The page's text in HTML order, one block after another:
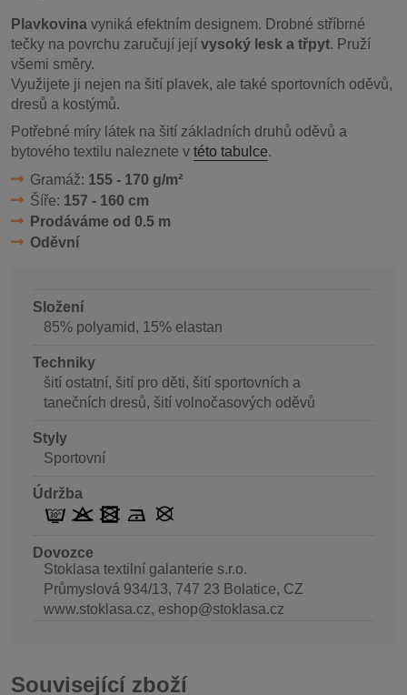
Plavkovina vyniká efektním designem. Drobné stříbrné
tečky na povrchu zaručují její vysoký lesk a třpyt. Pruží
všemi směry.
Využijete ji nejen na šití plavek, ale také sportovních oděvů,
dresů a kostýmů.
Potřebné míry látek na šití základních druhů oděvů a
bytového textilu naleznete v této tabulce.
Gramáž: 155 - 170 g/m²
Šíře: 157 - 160 cm
Prodáváme od 0.5 m
Oděvní
Složení
85% polyamid, 15% elastan
Techniky
šití ostatní, šití pro děti, šití sportovních a
tanečních dresů, šití volnočasových oděvů
Styly
Sportovní
Údržba
Dovozce
Stoklasa textilní galanterie s.r.o.
Průmyslová 934/13, 747 23 Bolatice, CZ
www.stoklasa.cz, eshop@stoklasa.cz
Související zboží